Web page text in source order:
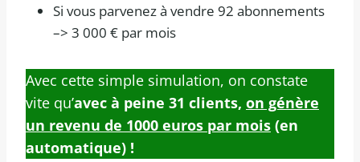
Si vous parvenez à vendre 92 abonnements
–> 3 000 € par mois
Avec cette simple simulation, on constate
vite qu’avec à peine 31 clients, on génère
un revenu de 1000 euros par mois (en
automatique) !